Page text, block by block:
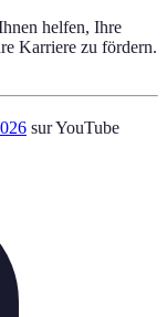
helfen, Ihre
Karriere zu fördern.
sur YouTube